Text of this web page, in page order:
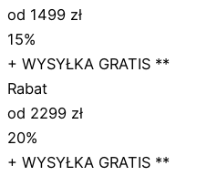
od 1499 zł
15%
+ WYSYŁKA GRATIS **
Rabat
od 2299 zł
20%
+ WYSYŁKA GRATIS **